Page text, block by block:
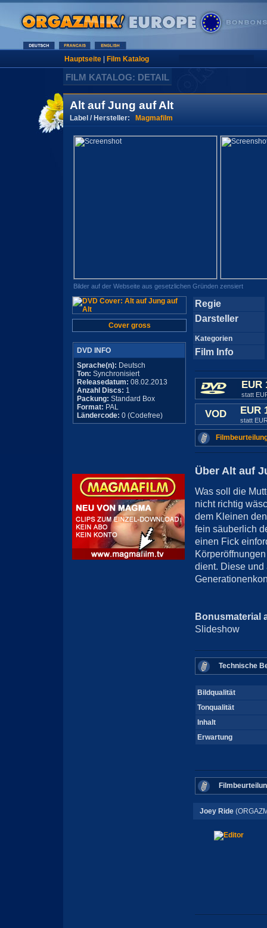
Hauptseite| Film Katalog
FILM KATALOG: DETAIL
Alt auf Jung auf Alt
Label / Hersteller: Magmafilm
Bilder auf der Webseite aus gesetzlichen Gründen zensiert
Cover gross
DVD INFO
Sprache(n): Deutsch
Ton: Synchronisiert
Releasedatum: 08.02.2013
Anzahl Discs: 1
Packung: Standard Box
Format: PAL
Ländercode: 0 (Codefree)
Regie
Darsteller
Kategorien
Film Info
EUR
statt
VOD EUR
statt
Über Alt auf
Was soll die
nicht richtig
dem Kleinen
fein säuberlich
einen Fick
dient. Diese
Bonusmaterial
Slideshow
Technische
Bildqualität
Tonqualität
Inhalt
Erwartung
Joey Ride